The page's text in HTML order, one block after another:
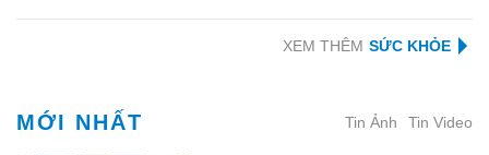
XEM THÊM
MỚI NHẤT Tin Ảnh Tin Video